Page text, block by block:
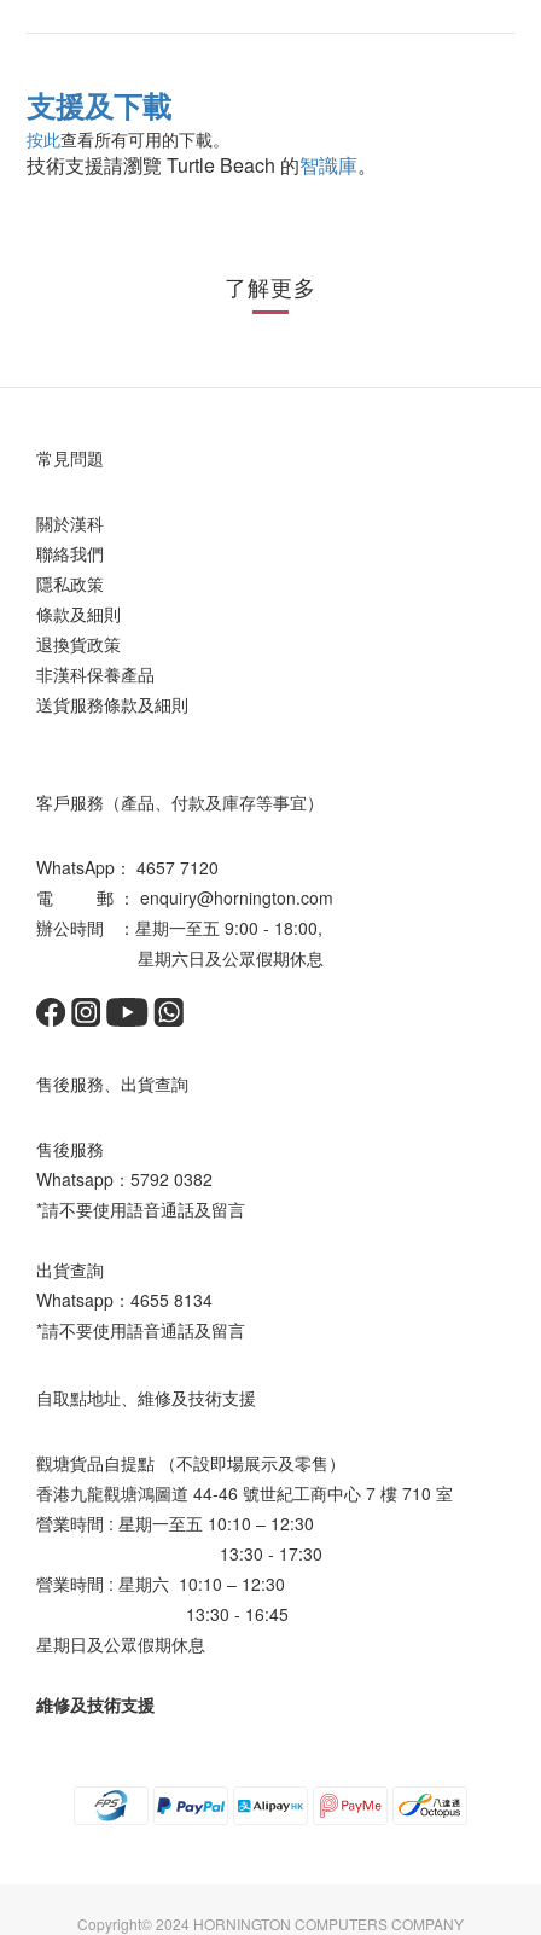
支援及下載
按此查看所有可用的下載。
技術支援請瀏覽 Turtle Beach 的智識庫。
了解更多
常見問題
關於漢科
聯絡我們
隱私政策
條款及細則
退換貨政策
非漢科保養產品
送貨服務條款及細則
客戶服務（產品、付款及庫存等事宜）
WhatsApp： 4657 7120
電 郵 ： enquiry@hornington.com
辦公時間 ：星期一至五 9:00 - 18:00,
星期六日及公眾假期休息
售後服務、出貨查詢
售後服務
Whatsapp： 5792 0382
*請不要使用語音通話及留言
出貨查詢
Whatsapp： 4655 8134
*請不要使用語音通話及留言
自取點地址、維修及技術支援
觀塘貨品自提點 （不設即場展示及零售）
香港九龍觀塘鴻圖道 44-46 號世紀工商中心 7 樓 710 室
營業時間 : 星期一至五 10:10 – 12:30
13:30 - 17:30
營業時間 : 星期六 10:10 – 12:30
13:30 - 16:45
星期日及公眾假期休息
維修及技術支援
Copyright© 2024 HORNINGTON COMPUTERS COMPANY